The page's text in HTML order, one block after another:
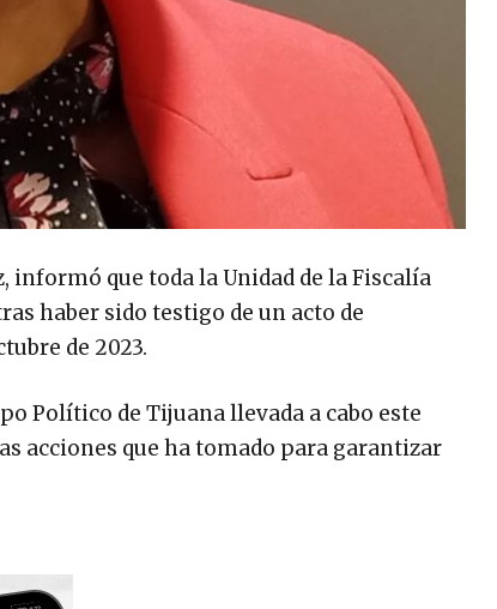
informó que toda la Unidad de la Fiscalía
haber sido testigo de un acto de
de 2023.
Político de Tijuana llevada a cabo este
acciones que ha tomado para garantizar